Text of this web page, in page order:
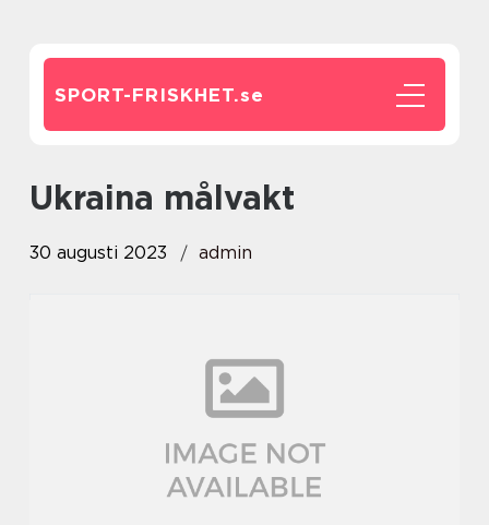
SPORT-FRISKHET.se
ukraina målvakt
30 augusti 2023 admin